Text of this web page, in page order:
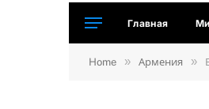
Главная
Home » Армения »